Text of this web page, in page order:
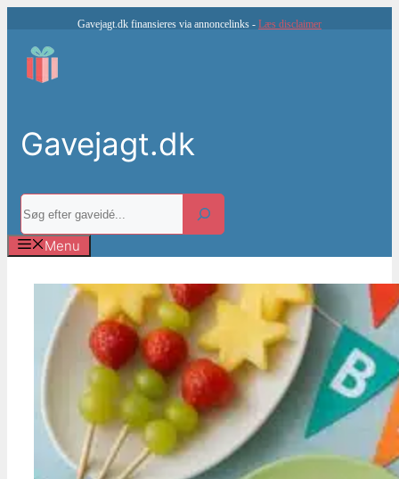
indhold
Gavejagt.dk finansieres via annoncelinks - Læs disclaimer
Gavejagt.dk
Søg
Menu